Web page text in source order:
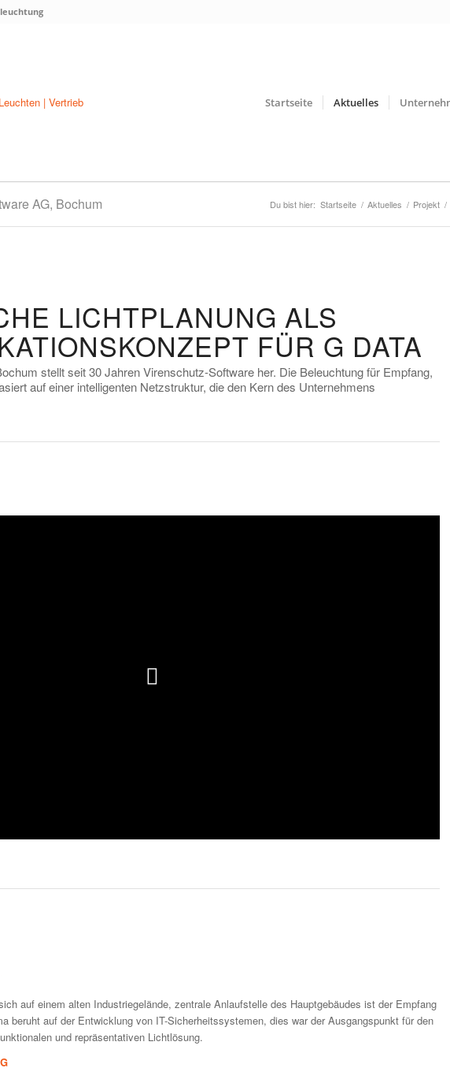
Startseite Aktuelles
AG, Bochum Du bist hier: Startseite / Aktuelles / Projekt /
LICHTPLANUNG ALS
FÜR G DATA
stellt seit 30 Jahren Virenschutz-Software her. Die Beleuchtung für Empfang,
auf einer intelligenten Netzstruktur, die den Kern des Unternehmens
auf einem alten Industriegelände, zentrale Anlaufstelle des Hauptgebäudes ist der Empfang
beruht auf der Entwicklung von IT-Sicherheitssystemen, dies war der Ausgangspunkt für den
und repräsentativen Lichtlösung.